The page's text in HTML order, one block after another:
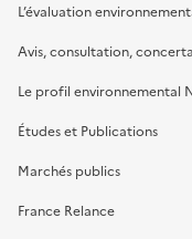
L’évaluation
Avis, consultation,
Le profil environnemental
Études et Publications
Marchés publics
France Relance